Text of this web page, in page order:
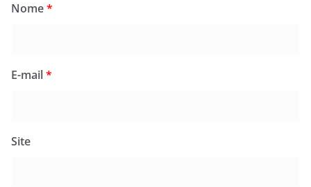
Nome*
E-mail*
Site